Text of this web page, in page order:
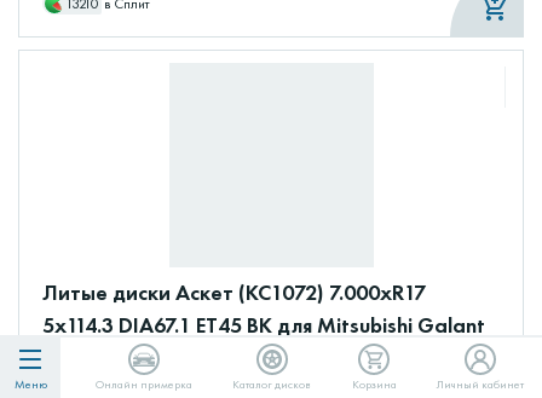
13210 в Сплит
Литые диски Аскет (КС1072) 7.000xR17
5x114.3 DIA67.1 ET45 BK для Mitsubishi Galant
Меню Онлайн примерка Каталог дисков Корзина Личный кабинет